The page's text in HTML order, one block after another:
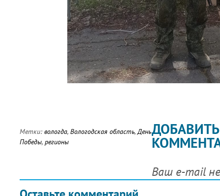
Метки: вологда, Вологодская область,День
Победы, регионы
ДОБАВИТЬ
Ваш e-mail